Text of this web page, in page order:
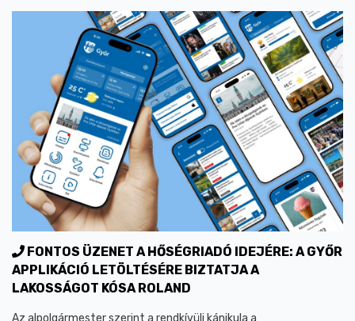
FONTOS ÜZENET A HŐSÉGRIADÓ IDEJÉRE: A GYŐR
APPLIKÁCIÓ LETÖLTÉSÉRE BIZTATJA A
LAKOSSÁGOT KÓSA ROLAND
Az alpolgármester szerint a rendkívüli kánikula a